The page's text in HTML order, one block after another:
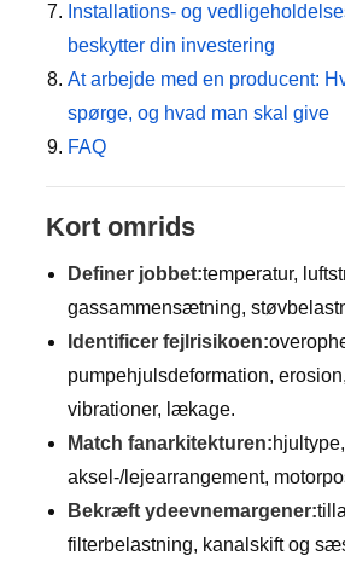
Installations- og
beskytter din investering
At arbejde med en producent:
spørge, og hvad man skal give
FAQ
Kort omrids
Definer jobbet:temperatur,
gassammensætning,
Identificer fejlrisikoen:
pumpehjulsdeformation,
vibrationer, lækage.
Match fanarkitekturen:
aksel-/lejearrangement,
Bekræft ydeevnemargener:
filterbelastning, kanalskift og